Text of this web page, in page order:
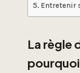
Entretenir
La règle